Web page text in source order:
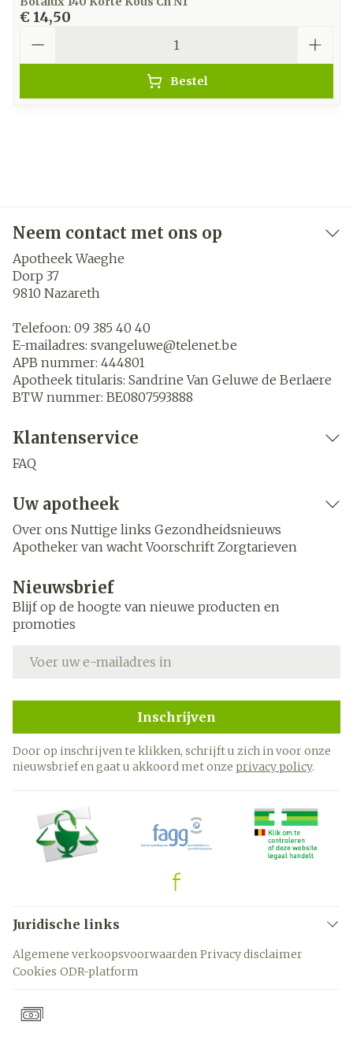
€ 14,50
Bestel
Neem contact met ons op
Apotheek Waeghe
Dorp 37
9810 Nazareth
Telefoon: 09 385 40 40
E-mailadres: svangeluwe@telenet.be
APB nummer: 444801
Apotheek titularis: Sandrine Van Geluwe de Berlaere
BTW nummer: BE0807593888
Klantenservice
FAQ
Uw apotheek
Over ons Nuttige links Gezondheidsnieuws
Apotheker van wacht Voorschrift Zorgtarieven
Nieuwsbrief
Blijf op de hoogte van nieuwe producten en
promoties
Inschrijven
Door op inschrijven te klikken, schrijft u zich in voor onze
nieuwsbrief en gaat u akkoord met onze privacy policy.
Juridische links
Algemene verkoopsvoorwaarden Privacy disclaimer
Cookies ODR-platform